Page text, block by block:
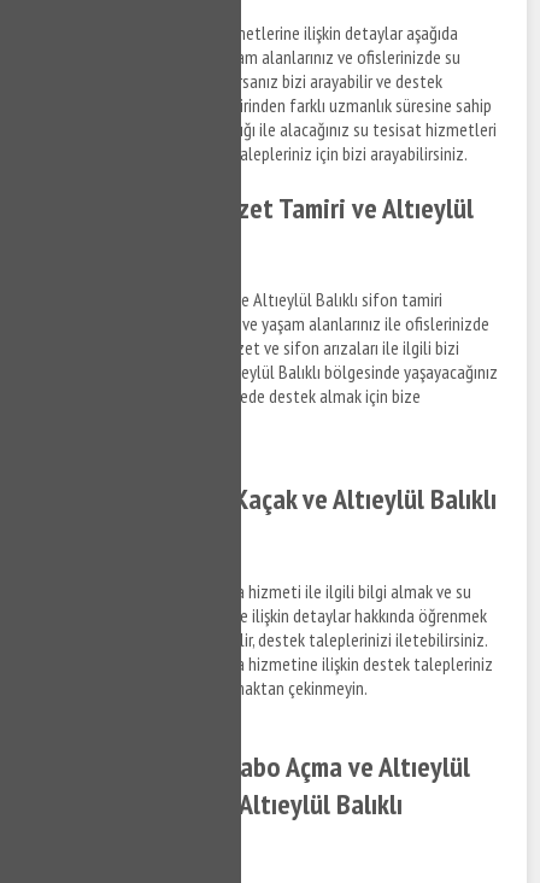
Altıeylül Balıklı su tesisat hizmetlerine ilişkin detaylar aşağıda
sıralandığı şekildedir. Sizde yaşam alanlarınız ve ofislerinizde su
tesisat ile ilgili bir arıza yaşıyorsanız bizi arayabilir ve destek
taleplerinizi iletebilirsiniz. Birbirinden farklı uzmanlık süresine sahip
anlaşmalı iş ortaklarımız aracılığı ile alacağınız su tesisat hizmetleri
ile ilgili bilgi almak ve destek talepleriniz için bizi arayabilirsiniz.
Altıeylül Balıklı Klozet Tamiri ve Altıeylül
Altıeylül Balıklı klozet tamiri ve Altıeylül Balıklı sifon tamiri
hizmetlerine ilişkin bilgi almak ve yaşam alanlarınız ile ofislerinizde
meydana gelen su tesisat, klozet ve sifon arızaları ile ilgili bizi
arayabilir, bilgi alabilirsiniz. Altıeylül Balıklı bölgesinde yaşayacağınız
su tesisat arızaları için kısa sürede destek almak için bize
Altıeylül Balıklı Su Kaçak ve Altıeylül Balıklı
Altıeylül Balıklı su kaçak bulma hizmeti ile ilgili bilgi almak ve su
kaçak tespit tamir hizmetlerine ilişkin detaylar hakkında öğrenmek
istediğiniz konuları bize sorabilir, destek taleplerinizi iletebilirsiniz.
Altıeylül Balıklı su kaçak bulma hizmetine ilişkin destek talepleriniz
hakkında bizimle bağlantı kurmaktan çekinmeyin.
Altıeylül Balıklı Lavabo Açma ve Altıeylül
Balıklı Gider Açma - Altıeylül Balıklı